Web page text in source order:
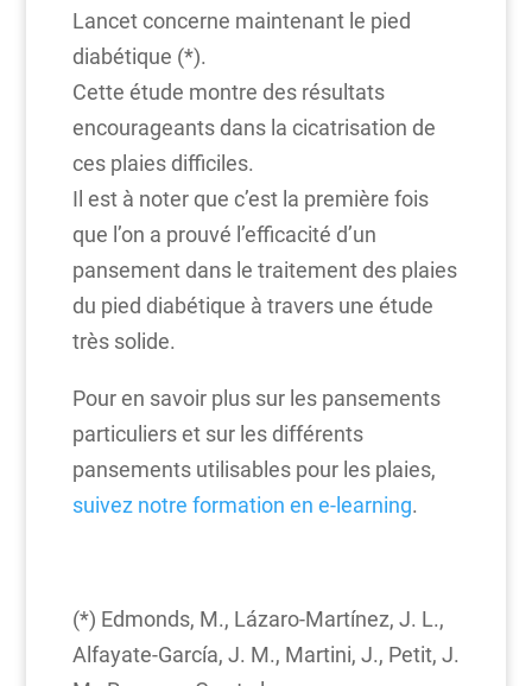
Lancet concerne maintenant le pied
diabétique (*).
Cette étude montre des résultats
encourageants dans la cicatrisation de
ces plaies difficiles.
Il est à noter que c’est la première fois
que l’on a prouvé l’efficacité d’un
pansement dans le traitement des plaies
du pied diabétique à travers une étude
très solide.
Pour en savoir plus sur les pansements
particuliers et sur les différents
pansements utilisables pour les plaies,
suivez notre formation en e-learning.
(*) Edmonds, M., Lázaro-Martínez, J. L.,
Alfayate-García, J. M., Martini, J., Petit, J.